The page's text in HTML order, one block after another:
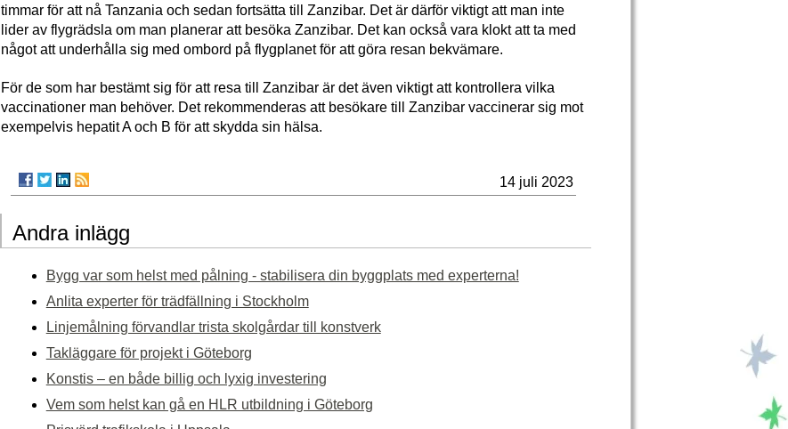
timmar för att nå Tanzania och sedan fortsätta till Zanzibar. Det är därför viktigt att man inte
lider av flygrädsla om man planerar att besöka Zanzibar. Det kan också vara klokt att ta med
något att underhålla sig med ombord på flygplanet för att göra resan bekvämare.
För de som har bestämt sig för att resa till Zanzibar är det även viktigt att kontrollera vilka
vaccinationer man behöver. Det rekommenderas att besökare till Zanzibar vaccinerar sig mot
exempelvis hepatit A och B för att skydda sin hälsa.
14 juli 2023
Andra inlägg
Bygg var som helst med pålning - stabilisera din byggplats med experterna!
Anlita experter för trädfällning i Stockholm
Linjemålning förvandlar trista skolgårdar till konstverk
Takläggare för projekt i Göteborg
Konstis – en både billig och lyxig investering
Vem som helst kan gå en HLR utbildning i Göteborg